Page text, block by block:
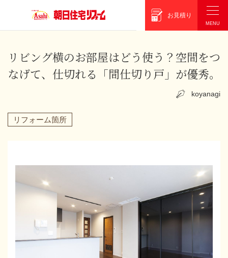
お見積り
リビング横のお部屋はどう使う？ 空間をつ
なげて、仕切れる「間仕切り戸」が優秀。
koyanagi
リフォーム箇所